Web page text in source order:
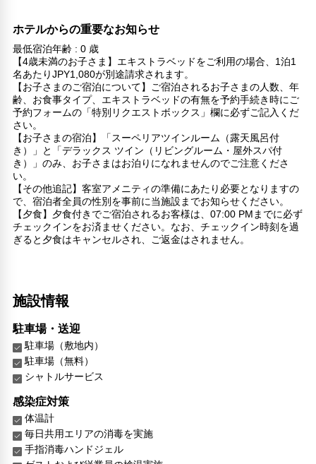
ホテルからの重要なお知らせ
最低宿泊年齢 : 0 歳
【4歳未満のお子さま】エキストラベッドをご利用の場合、1泊1
名あたりJPY1,080が別途請求されます。
【お子さまのご宿泊について】ご宿泊されるお子さまの人数、年
齢、お食事タイプ、エキストラベッドの有無を予約手続き時にご
予約フォームの「特別リクエストボックス」欄に必ずご記入くだ
さい。
【お子さまの宿泊】「スーペリアツインルーム（露天風呂付
き）」と「デラックス ツイン（リビングルーム・屋外スパ付
き）」のみ、お子さまはお泊りになれませんのでご注意くださ
い。
【その他追記】客室アメニティの準備にあたり必要となりますの
で、宿泊者全員の性別を事前に当施設までお知らせください。
【夕食】夕食付きでご宿泊されるお客様は、07:00 PMまでに必ず
チェックインをお済ませください。なお、チェックイン時刻を過
ぎると夕食はキャンセルされ、ご返金はされません。
施設情報
駐車場・送迎
駐車場（敷地内）
駐車場（無料）
シャトルサービス
感染症対策
体温計
毎日共用エリアの消毒を実施
手指消毒ハンドジェル